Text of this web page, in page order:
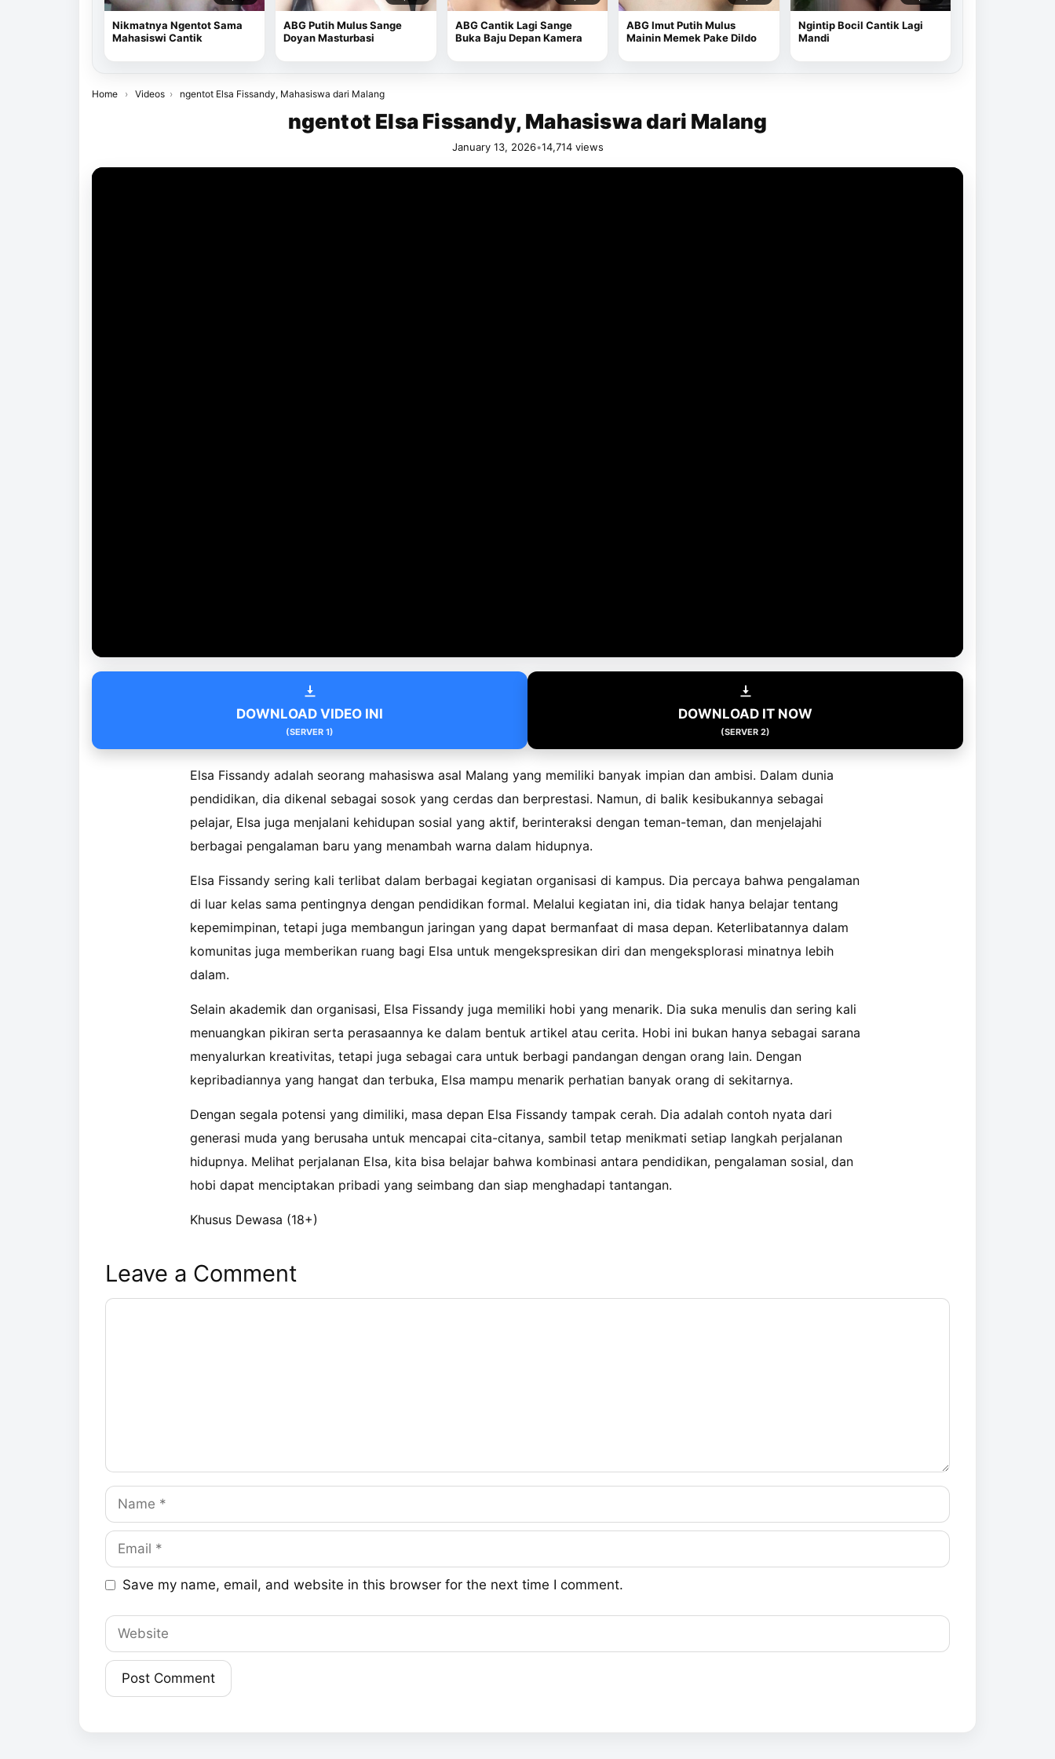
Nikmatnya Ngentot Sama
Mahasiswi Cantik
ABG Putih Mulus Sange
Doyan Masturbasi
ABG Cantik Lagi Sange
Buka Baju Depan Kamera
ABG Imut Putih Mulus
Mainin Memek Pake Dildo
Ngintip Bocil Cantik Lagi
Mandi
Home › Videos › ngentot Elsa Fissandy, Mahasiswa dari Malang
ngentot Elsa Fissandy, Mahasiswa dari Malang
January 13, 2026•14,714 views
DOWNLOAD VIDEO INI
(SERVER 1)
DOWNLOAD IT NOW
(SERVER 2)
Elsa Fissandy adalah seorang mahasiswa asal Malang yang memiliki banyak impian dan ambisi. Dalam dunia
pendidikan, dia dikenal sebagai sosok yang cerdas dan berprestasi. Namun, di balik kesibukannya sebagai
pelajar, Elsa juga menjalani kehidupan sosial yang aktif, berinteraksi dengan teman-teman, dan menjelajahi
berbagai pengalaman baru yang menambah warna dalam hidupnya.
Elsa Fissandy sering kali terlibat dalam berbagai kegiatan organisasi di kampus. Dia percaya bahwa pengalaman
di luar kelas sama pentingnya dengan pendidikan formal. Melalui kegiatan ini, dia tidak hanya belajar tentang
kepemimpinan, tetapi juga membangun jaringan yang dapat bermanfaat di masa depan. Keterlibatannya dalam
komunitas juga memberikan ruang bagi Elsa untuk mengekspresikan diri dan mengeksplorasi minatnya lebih
dalam.
Selain akademik dan organisasi, Elsa Fissandy juga memiliki hobi yang menarik. Dia suka menulis dan sering kali
menuangkan pikiran serta perasaannya ke dalam bentuk artikel atau cerita. Hobi ini bukan hanya sebagai sarana
menyalurkan kreativitas, tetapi juga sebagai cara untuk berbagi pandangan dengan orang lain. Dengan
kepribadiannya yang hangat dan terbuka, Elsa mampu menarik perhatian banyak orang di sekitarnya.
Dengan segala potensi yang dimiliki, masa depan Elsa Fissandy tampak cerah. Dia adalah contoh nyata dari
generasi muda yang berusaha untuk mencapai cita-citanya, sambil tetap menikmati setiap langkah perjalanan
hidupnya. Melihat perjalanan Elsa, kita bisa belajar bahwa kombinasi antara pendidikan, pengalaman sosial, dan
hobi dapat menciptakan pribadi yang seimbang dan siap menghadapi tantangan.
Khusus Dewasa (18+)
Leave a Comment
Comment
Name
Email
Save my name, email, and website in this browser for the next time I comment.
Website